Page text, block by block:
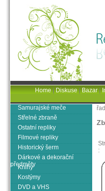
:
Samurajské meče
Střelné zbraně
Ostatní repliky
Filmové repliky
Historický šerm
Dárkové a dekorační
předměty
Knihy
Kostýmy
DVD a VHS
Home|Diskuse|Bazar|